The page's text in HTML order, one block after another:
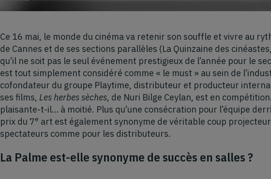
Ce 16 mai, le monde du cinéma va retenir son souffle et vivre au
de Cannes et de ses sections parallèles (La Quinzaine des
qu’il ne soit pas le seul événement prestigieux de l’année pour le
est tout simplement considéré comme « le must » au sein de
cofondateur du groupe Playtime, distributeur et producteur
ses films, Les herbes sèches, de Nuri Bilge Ceylan, est en
plaisante-t-il… à moitié. Plus qu’une consécration pour l’équipe
prix du 7e art est également synonyme de véritable coup
spectateurs comme pour les distributeurs.
La Palme est-elle synonyme de succès en salles ?